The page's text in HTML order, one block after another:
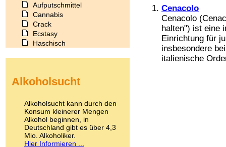
Cenacolo
Cenacolo
halten") ist eine
Einrichtung für
insbesondere
italienische
Aufputschmittel
Cannabis
Crack
Ecstasy
Haschisch
Kokain
LSD
Marihuana
Medikamente
Meskalin
Metamphetamin
Alkoholsucht
Alkoholsucht kann durch den
Konsum kleinerer Mengen
Alkohol beginnen, in
Deutschland gibt es über 4,3
Mio. Alkoholiker.
Hier Informieren ...